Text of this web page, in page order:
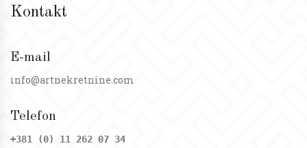
Kontakt
E-mail
info@artnekretnine.com
Telefon
+381 (0) 11 262 07 34